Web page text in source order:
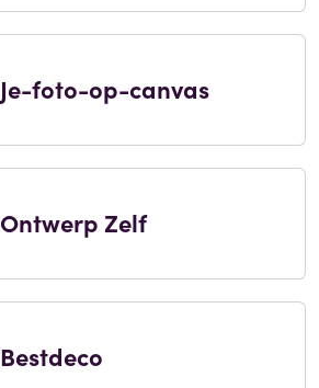
Je-foto-op-canvas
Ontwerp Zelf
Bestdeco